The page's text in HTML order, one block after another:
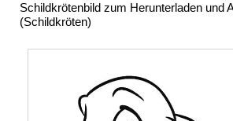
Schildkrötenbild zum Herunterladen und
(Schildkröten)